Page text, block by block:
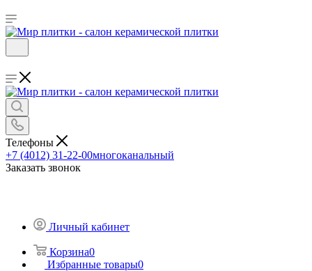
Телефоны
+7 (4012) 31-22-00многоканальный
Заказать звонок
Личный кабинет
Корзина0
Избранные товары0